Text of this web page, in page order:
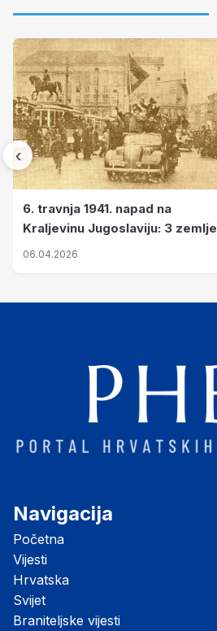
‹
6. travnja 1941. napad na
Kraljevinu Jugoslaviju: 3 zemlje
nastale njenim raspadom
06.04.2026
Navigacija
Početna
Vijesti
Hrvatska
Svijet
Braniteljske vijesti